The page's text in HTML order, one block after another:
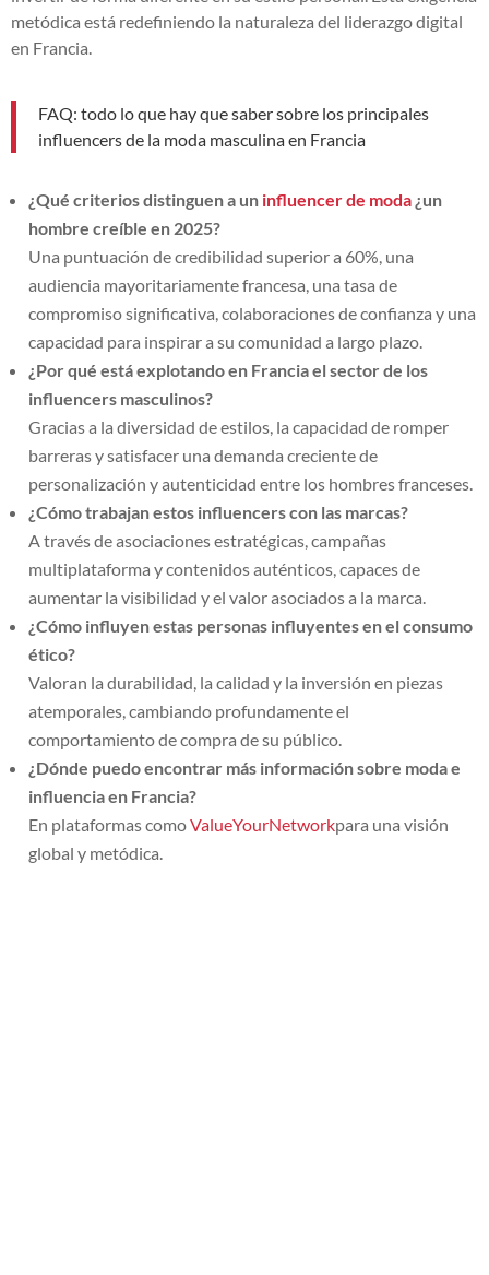
metódica está redefiniendo la naturaleza del liderazgo digital
en Francia.
FAQ: todo lo que hay que saber sobre los principales
influencers de la moda masculina en Francia
¿Qué criterios distinguen a un influencer de moda ¿un
hombre creíble en 2025?
Una puntuación de credibilidad superior a 60%, una
audiencia mayoritariamente francesa, una tasa de
compromiso significativa, colaboraciones de confianza y una
capacidad para inspirar a su comunidad a largo plazo.
¿Por qué está explotando en Francia el sector de los
influencers masculinos?
Gracias a la diversidad de estilos, la capacidad de romper
barreras y satisfacer una demanda creciente de
personalización y autenticidad entre los hombres franceses.
¿Cómo trabajan estos influencers con las marcas?
A través de asociaciones estratégicas, campañas
multiplataforma y contenidos auténticos, capaces de
aumentar la visibilidad y el valor asociados a la marca.
¿Cómo influyen estas personas influyentes en el consumo
ético?
Valoran la durabilidad, la calidad y la inversión en piezas
atemporales, cambiando profundamente el
comportamiento de compra de su público.
¿Dónde puedo encontrar más información sobre moda e
influencia en Francia?
En plataformas comoValueYourNetworkpara una visión
global y metódica.